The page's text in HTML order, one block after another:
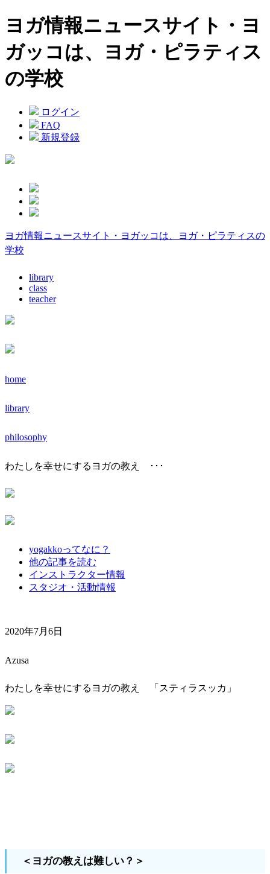
ヨガ情報ニュースサイト・ヨ
ガッコは、ヨガ・ピラティス
の学校
ログイン
FAQ
新規登録
ヨガ情報ニュースサイト・ヨガッコは、ヨガ・ピラティスの
学校
library
class
teacher
home
library
philosophy
わたしを幸せにするヨガの教え ･･･
yogakkoってなに？
他の記事を読む
インストラクター情報
スタジオ・活動情報
2020年7月6日
Azusa
わたしを幸せにするヨガの教え 「スティラスッカ」
＜ヨガの教えは難しい？＞